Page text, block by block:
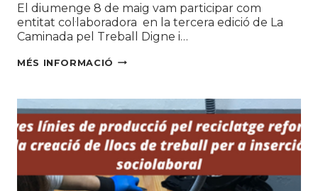
El diumenge 8 de maig vam participar com
entitat col·laboradora en la tercera edició de La
Caminada pel Treball Digne i…
MÉS INFORMACIÓ PARTICIPEM
LA
CAMINADA
PEL
TREBALL